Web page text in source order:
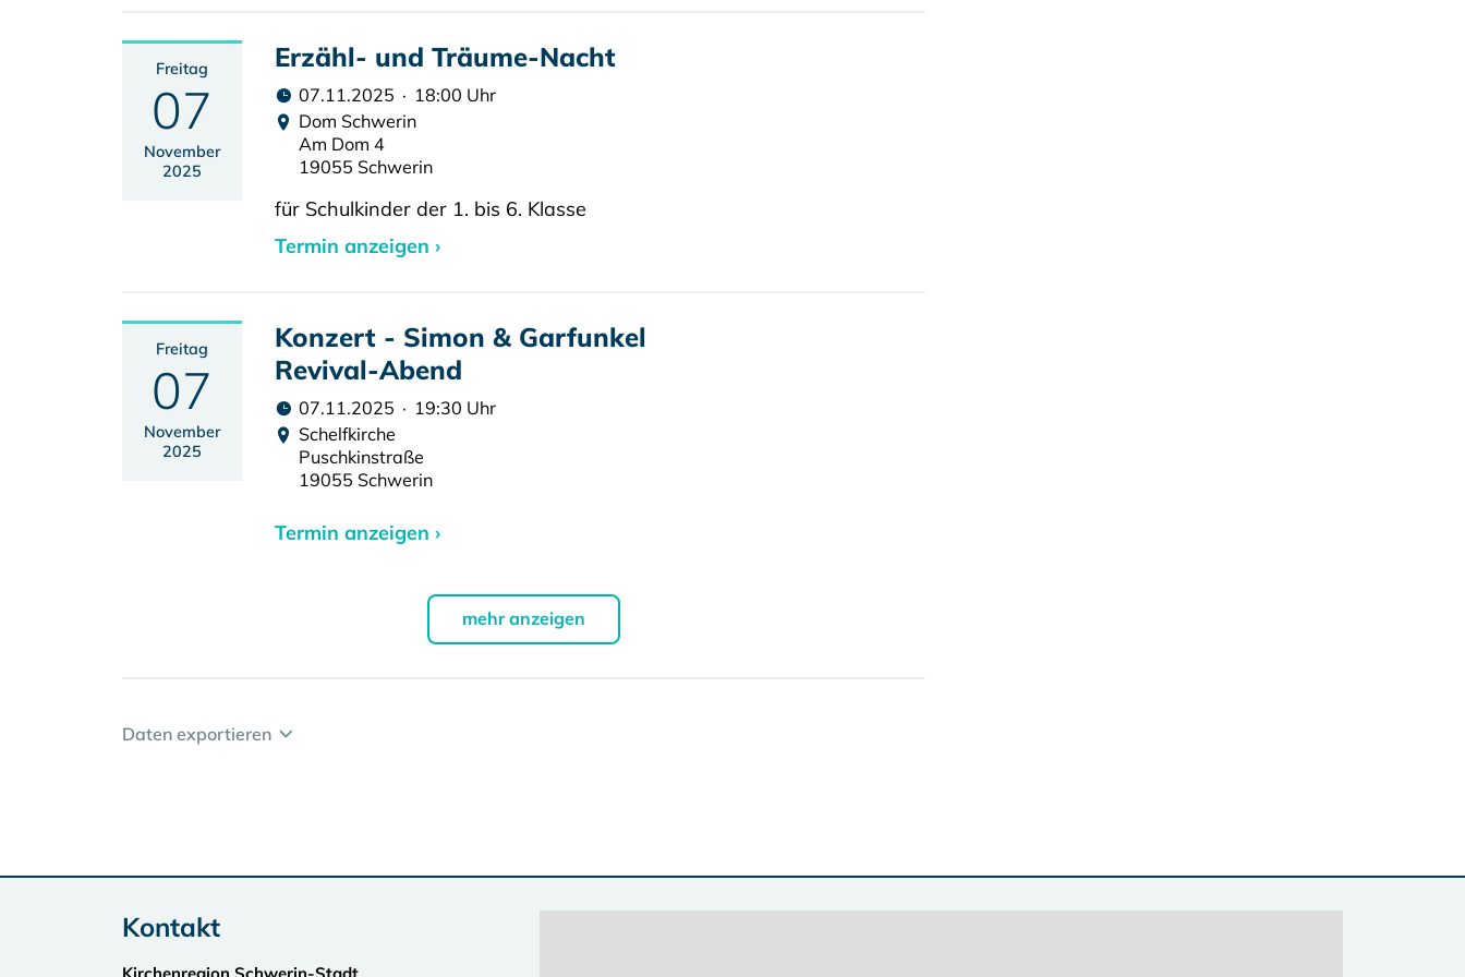
Freitag
07
November
2025
Erzähl- und Träume-Nacht
07.11.2025 · 18:00 Uhr
Dom Schwerin
Am Dom 4
19055 Schwerin
für Schulkinder der 1. bis 6. Klasse
Termin anzeigen ›
Freitag
07
November
2025
Konzert - Simon & Garfunkel
Revival-Abend
07.11.2025 · 19:30 Uhr
Schelfkirche
Puschkinstraße
19055 Schwerin
Termin anzeigen ›
mehr anzeigen
Daten exportieren
Kontakt